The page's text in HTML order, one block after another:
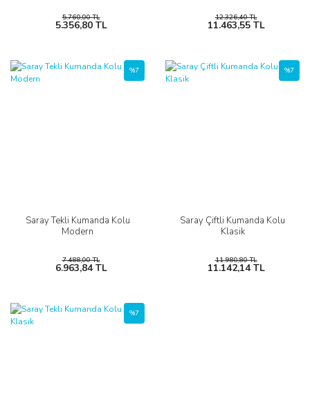
5.760,00 TL
5.356,80 TL
12.326,40 TL
11.463,55 TL
Saray Tekli Kumanda Kolu
Modern
%7
7.488,00 TL
6.963,84 TL
Saray Çiftli Kumanda Kolu
Klasik
%7
11.980,80 TL
11.142,14 TL
%7